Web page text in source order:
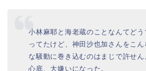
小林麻耶と海老蔵のことなんてどう
ってたけど、神田沙也加さんをこ
な騒動に巻き込むのはまじで許せん
心底、大嫌いになった。